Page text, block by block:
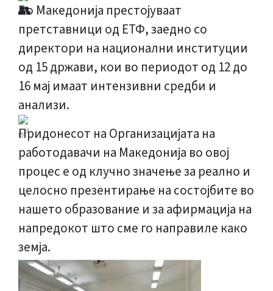
Во Македонија престојуваат
претставници од ЕТФ, заедно со
директори на национални институции
од 15 држави, кои во периодот од 12 до
16 мај имаат интензивни средби и
анализи.
Придонесот на Организацијата на
работодавачи на Македонија во овој
процес е од клучно значење за реално и
целосно презентирање на состојбите во
нашето образование и за афирмација на
напредокот што сме го направиле како
земја.